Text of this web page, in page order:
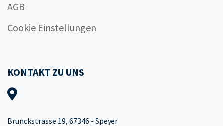
AGB
Cookie Einstellungen
KONTAKT ZU UNS
Brunckstrasse 19, 67346 - Speyer